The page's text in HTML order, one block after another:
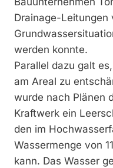
Drainage-Leitungen
werden konnte.
Parallel dazu galt
am Areal zu
wurde nach Plänen
Kraftwerk ein
den im
Wassermenge von
kann. Das Wasser